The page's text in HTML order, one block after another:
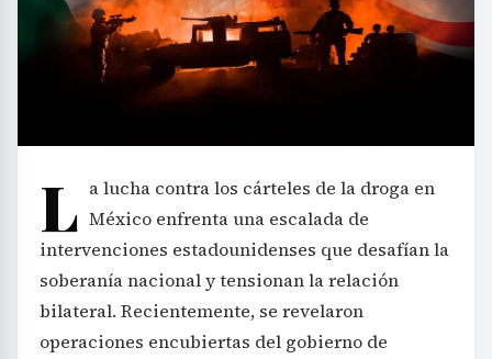
L a lucha contra los cárteles de la droga en
México enfrenta una escalada de
intervenciones estadounidenses que desafían la
soberanía nacional y tensionan la relación
bilateral. Recientemente, se revelaron
operaciones encubiertas del gobierno de